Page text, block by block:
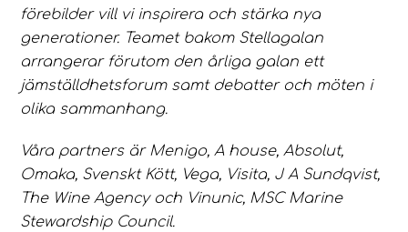
förebilder vill vi inspirera och stärka nya
generationer. Teamet bakom Stellagalan
arrangerar förutom den årliga galan ett
jämställdhetsforum samt debatter och möten i
olika sammanhang.
Våra partners är Menigo, A house, Absolut,
Omaka, Svenskt Kött, Vega, Visita, J A Sundqvist,
The Wine Agency och Vinunic, MSC Marine
Stewardship Council.